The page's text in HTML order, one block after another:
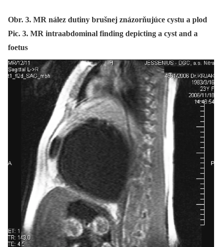
Obr. 3. MR nález dutiny brušnej znázorňujúce cystu a plod
Pic. 3. MR intraabdominal finding depicting a cyst and a
foetus